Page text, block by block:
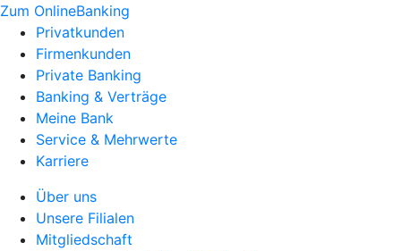
Zum OnlineBanking
Privatkunden
Firmenkunden
Private Banking
Banking & Verträge
Meine Bank
Service & Mehrwerte
Karriere
Über uns
Unsere Filialen
Mitgliedschaft